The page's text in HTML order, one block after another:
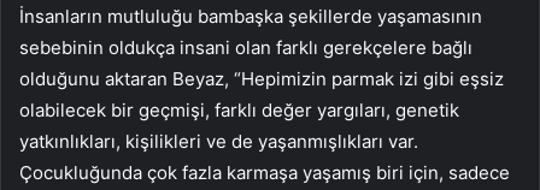
İnsanların mutluluğu bambaşka şekillerde yaşamasının
sebebinin oldukça insani olan farklı gerekçelere bağlı
olduğunu aktaran Beyaz, “Hepimizin parmak izi gibi eşsiz
olabilecek bir geçmişi, farklı değer yargıları, genetik
yatkınlıkları, kişilikleri ve de yaşanmışlıkları var.
Çocukluğunda çok fazla karmaşa yaşamış biri için, sadece